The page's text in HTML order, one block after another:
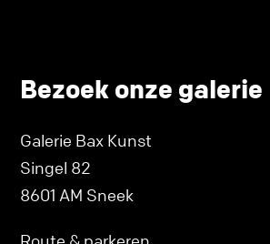
Bezoek onze galerie
Galerie Bax Kunst
Singel 82
8601 AM Sneek